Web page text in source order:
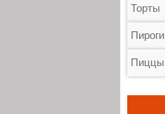
Торты
Пироги
Пиццы